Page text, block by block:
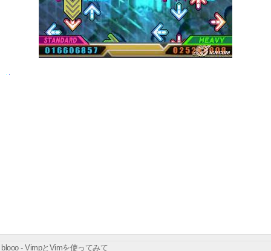
blooo - VimpとVimを使ってみて